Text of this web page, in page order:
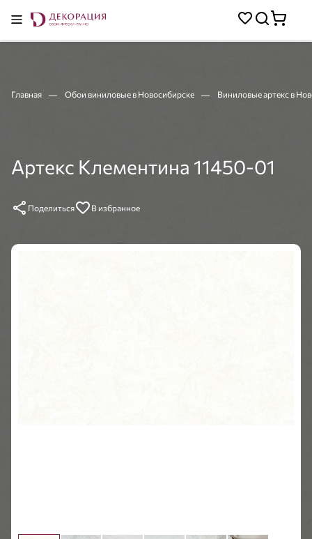
Главная Обои виниловые в Новосибирске Виниловые артекс в
Артекс Клементина 11450-01
Поделиться В избранное